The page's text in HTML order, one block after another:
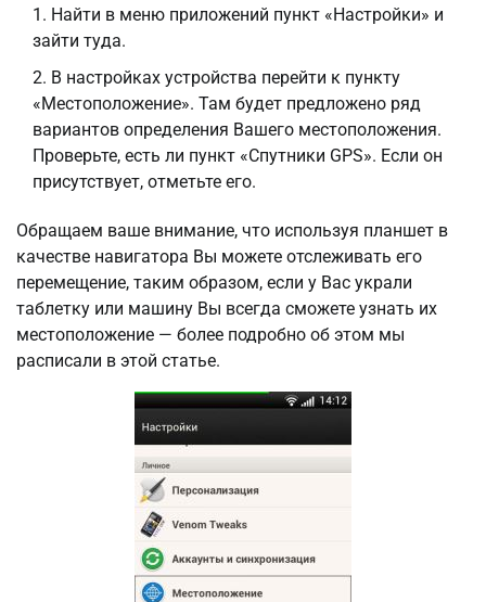
Найти в меню приложений пункт «Настройки» и
зайти туда.
В настройках устройства перейти к пункту
«Местоположение». Там будет предложено ряд
вариантов определения Вашего местоположения.
Проверьте, есть ли пункт «Спутники GPS». Если он
присутствует, отметьте его.
Обращаем ваше внимание, что используя планшет в
качестве навигатора Вы можете отслеживать его
перемещение, таким образом, если у Вас украли
таблетку или машину Вы всегда сможете узнать их
местоположение — более подробно об этом мы
расписали в этой статье.